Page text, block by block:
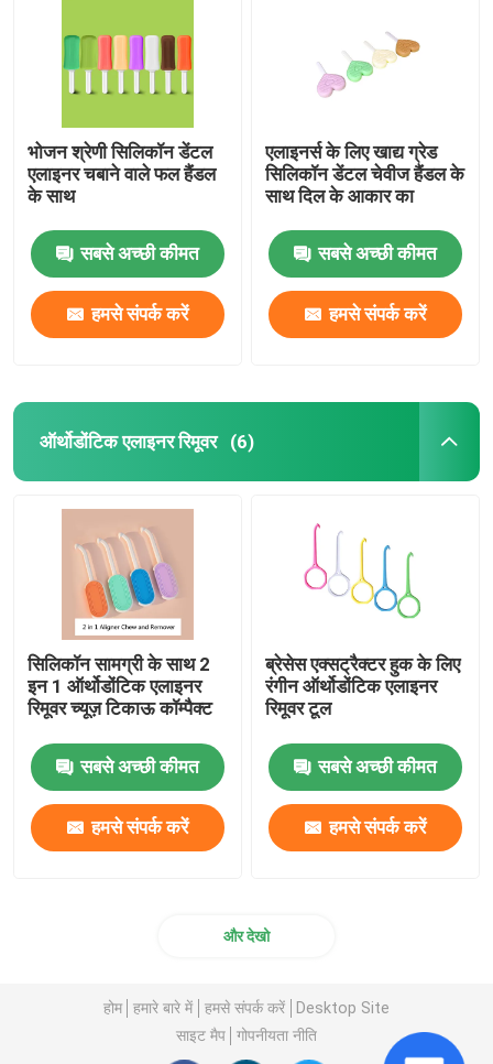
भोजन श्रेणी सिलिकॉन डेंटल
एलाइनर चबाने वाले फल हैंडल
के साथ
सबसे अच्छी कीमत
हमसे संपर्क करें
एलाइनर्स के लिए खाद्य ग्रेड
सिलिकॉन डेंटल चेवीज हैंडल के
साथ दिल के आकार का
सबसे अच्छी कीमत
हमसे संपर्क करें
ऑर्थोडोंटिक एलाइनर रिमूवर (6)
सिलिकॉन सामग्री के साथ 2
इन 1 ऑर्थोडोंटिक एलाइनर
रिमूवर च्यूज़ टिकाऊ कॉम्पैक्ट
सबसे अच्छी कीमत
हमसे संपर्क करें
ब्रेसेस एक्सट्रैक्टर हुक के लिए
रंगीन ऑर्थोडोंटिक एलाइनर
रिमूवर टूल
सबसे अच्छी कीमत
हमसे संपर्क करें
और देखो
होम हमारे बारे में हमसे संपर्क करें
Desktop Site
साइट मैप
गोपनीयता नीति